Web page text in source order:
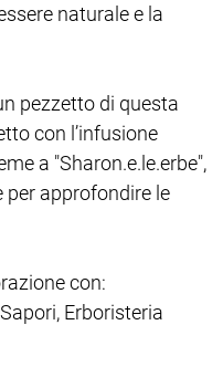
naturale e la
pezzetto di questa
con l’infusione
a "Sharon.e.le.erbe",
approfondire le
con:
Erboristeria